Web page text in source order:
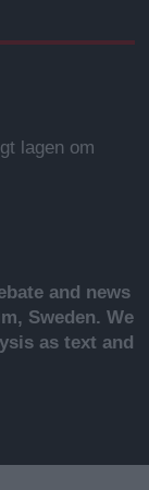
lagen om
and news
Sweden. We
as text and